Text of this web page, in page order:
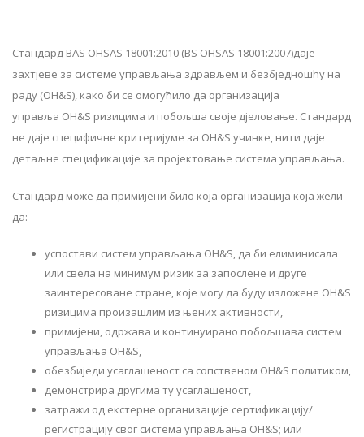
Стандард BAS OHSAS 18001:2010 (BS OHSAS 18001:2007)даје
захтјеве за системе управљања здрављем и безбједношћу на
раду (OH&S), како би се омогућило да организација
управља OH&S ризицима и побољша своје дјеловање. Стандард
не даје специфичне критеријуме за OH&S учинке, нити даје
детаљне спецификације за пројектовање система управљања.
Стандард може да примијени било која организација која жели
да:
успостави систем управљања OH&S, да би елиминисала
или свела на минимум ризик за запослене и друге
заинтересоване стране, које могу да буду изложене OH&S
ризицима произашлим из њених активности,
примијени, одржава и континуирано побољшава систем
управљања OH&S,
обезбиједи усаглашеност са сопственом OH&S политиком,
демонстрира другима ту усаглашеност,
затражи од екстерне организације сертификацију/
регистрацију свог система управљања OH&S; или